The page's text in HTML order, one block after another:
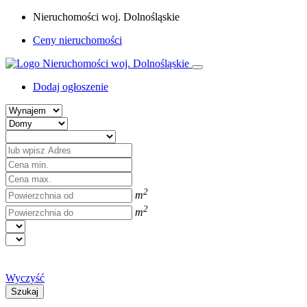
Nieruchomości woj. Dolnośląskie
Ceny nieruchomości
Dodaj ogłoszenie
m2
m2
Wyczyść
Szukaj